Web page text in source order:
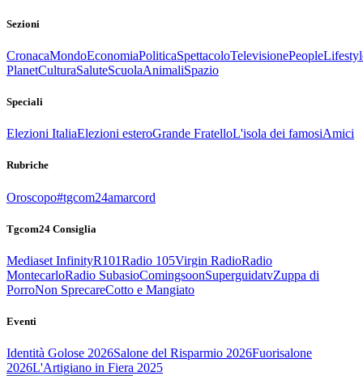
Sezioni
CronacaMondoEconomiaPoliticaSpettacoloTelevisionePeople
PlanetCulturaSaluteScuolaAnimaliSpazio
Speciali
Elezioni ItaliaElezioni esteroGrande FratelloL'isola dei famosiAmici
Rubriche
Oroscopo#tgcom24amarcord
Tgcom24 Consiglia
Mediaset InfinityR101Radio 105Virgin RadioRadio
MontecarloRadio SubasioComingsoonSuperguidatvZuppa di
PorroNon SprecareCotto e Mangiato
Eventi
Identità Golose 2026Salone del Risparmio 2026Fuorisalone
2026L'Artigiano in Fiera 2025